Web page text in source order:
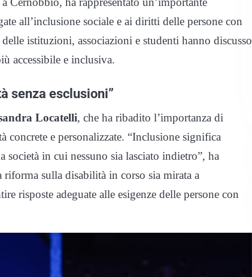
all’inclusione sociale e ai diritti delle persone con
istituzioni, associazioni e studenti hanno discusso
accessibile e inclusiva.
senza esclusioni”
Locatelli, che ha ribadito l’importanza di
e personalizzate. “Inclusione significa
in cui nessuno sia lasciato indietro”, ha
sulla disabilità in corso sia mirata a
risposte adeguate alle esigenze delle persone con